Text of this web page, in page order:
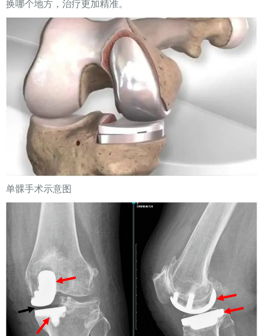
换哪个地方，治疗更加精准。
单髁手术示意图